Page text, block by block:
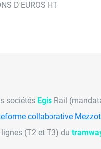
D'EUROS HT
sociétés EgisRail
collaborative
(T2 et T3) du